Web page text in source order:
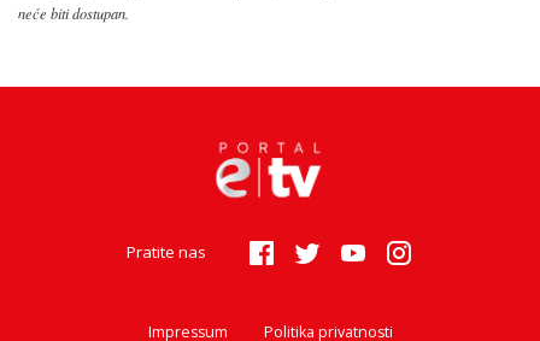
neće biti dostupan.
Pratite nas
Impressum Politika privatnosti